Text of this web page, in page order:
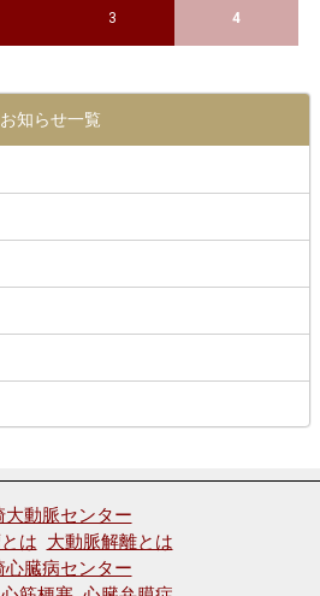
3 4
お知らせ一覧
大動脈センター
は 大動脈解離とは
心臓病センター